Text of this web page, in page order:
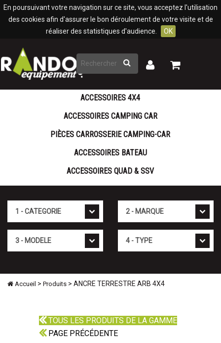
En poursuivant votre navigation sur ce site, vous acceptez l'utilisation
des cookies afin d'assurer le bon déroulement de votre visite et de
réaliser des statistiques d'audience.
OK
Rechercher
Mon
Mon
ACCESSOIRES 4X4
ACCESSOIRES CAMPING CAR
PIÈCES CARROSSERIE CAMPING-CAR
ACCESSOIRES BATEAU
ACCESSOIRES QUAD & SSV
Accueil > Produits > ANCRE TERRESTRE ARB 4X4
TOUS LES PRODUITS DE LA GAMME
PAGE PRÉCÉDENTE
Panneau de gestion des cookies